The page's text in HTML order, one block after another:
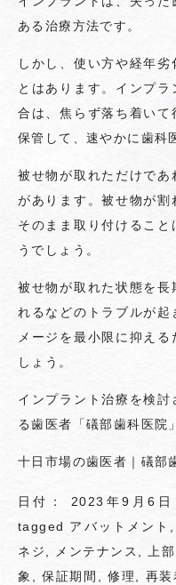
ある治療方法です。
しかし、使い方や経年
とはあります。インプ
合は、焦らず落ち着い
保管して、速やかに歯科
被せ物が取れただけであ
があります。被せ物が
そのまま取り付けるこ
うでしょう。
被せ物が取れた状態を
れるなどのトラブルが
メージを最小限に抑え
しょう。
インプラント治療を検
る歯医者「礒部歯科医院
十日市場の歯医者｜礒部
日付： 2023年9月6日
tagged アバットメント
ネジ
メンテナンス 上
象
保証期間 修理 再装